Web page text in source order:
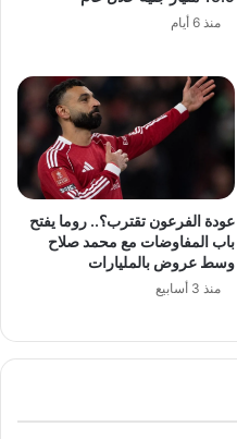
منذ 6 أيام
عودة الفرعون تقترب؟.. روما يفتح
باب المفاوضات مع محمد صلاح
وسط عروض بالمليارات
منذ 3 أسابيع